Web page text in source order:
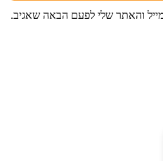
והאתר שלי לפעם הבאה שאגיב.